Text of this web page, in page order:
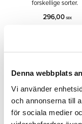
Denna webbplats
Vi använder
och annonserna till
för sociala medier
forskellige sorter.
296,00 SEK
Del
Facebook